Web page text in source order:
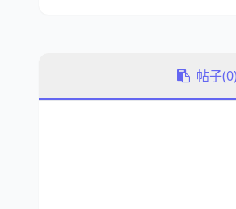
帖子(0)